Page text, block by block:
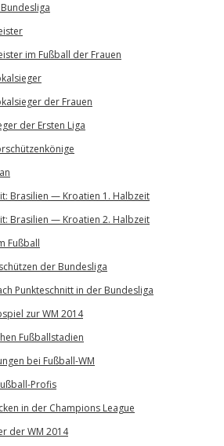
im Fußball der Frauen
der Frauen
der Ersten Liga
Brasilien — Kroatien 1. Halbzeit
Brasilien — Kroatien 2. Halbzeit
Fußball
der Bundesliga
Punkteschnitt in der Bundesliga
zur WM 2014
Fußballstadien
bei Fußball-WM
Profis
in der Champions League
der WM 2014